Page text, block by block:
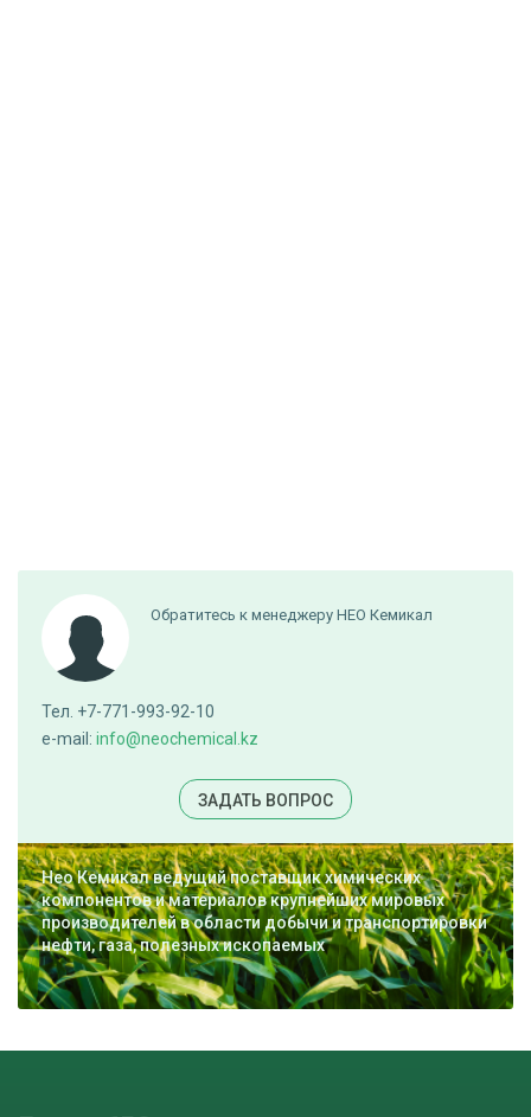
Обратитесь к менеджеру НЕО Кемикал
Тел. +7-771-993-92-10
e-mail: info@neochemical.kz
ЗАДАТЬ ВОПРОС
Нео Кемикал ведущий поставщик химических
компонентов и материалов крупнейших мировых
производителей в области добычи и транспортировки
нефти, газа, полезных ископаемых